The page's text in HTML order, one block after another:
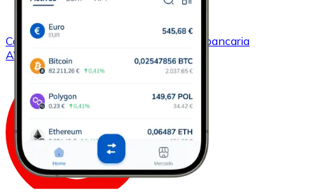
ComprarAvalanche
con transferencia bancaria
AVAX